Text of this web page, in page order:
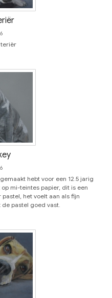
teriër
hebt voor een 12.5 jarig
mi-teintes papier, dit is een
het voelt aan als fijn
pastel goed vast.